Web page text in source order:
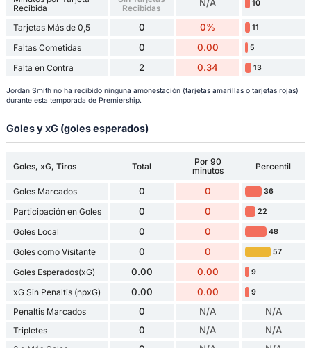
Recibida
Recibidas
N/A 10
Tarjetas Más de 0,5 0 0% 11
Faltas Cometidas 0 0.00 5
Falta en Contra 2 0.34 13
Jordan Smith no ha recibido ninguna amonestación (tarjetas amarillas o tarjetas rojas)
durante esta temporada de Premiership.
Goles y xG (goles esperados)
Goles, xG, Tiros Total
Por 90
minutos
Percentil
Goles Marcados 0 0 36
Participación en Goles 0 0 22
Goles Local 0 0 48
Goles como Visitante 0 0 57
Goles Esperados(xG) 0.00 0.00 9
xG Sin Penaltis (npxG) 0.00 0.00 9
Penaltis Marcados 0 N/A N/A
Tripletes 0 N/A N/A